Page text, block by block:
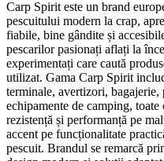
Carp Spirit este un brand
pescuitului modern la crap,
fiabile, bine gândite și
pescarilor pasionați aflați la
experimentați care caută
utilizat. Gama Carp Spirit
terminale, avertizori,
echipamente de camping,
rezistență și performanță pe
accent pe funcționalitate
pescuit. Brandul se remarcă